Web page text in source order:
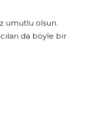
umutlu olsun.
da böyle bir